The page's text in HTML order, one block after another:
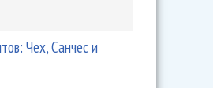
Чех, Санчес и